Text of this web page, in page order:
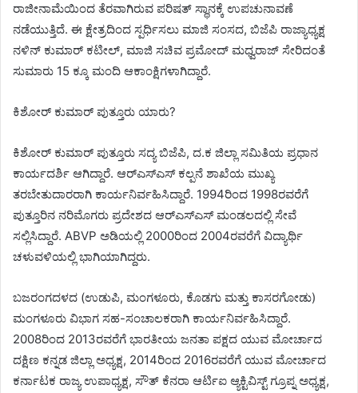
ರಾಜೀನಾಮೆಯಿಂದ ತೆರವಾಗಿರುವ ಪರಿಷತ್ ಸ್ಥಾನಕ್ಕೆ ಉಪಚುನಾವಣೆ
ನಡೆಯುತ್ತಿದೆ. ಈ ಕ್ಷೇತ್ರದಿಂದ ಸ್ಪರ್ಧಿಸಲು ಮಾಜಿ ಸಂಸದ, ಬಿಜೆಪಿ ರಾಜ್ಯಾಧ್ಯಕ್ಷ
ನಳಿನ್ ಕುಮಾರ್ ಕಟೀಲ್, ಮಾಜಿ ಸಚಿವ ಪ್ರಮೋದ್ ಮಧ್ವರಾಜ್ ಸೇರಿದಂತೆ
ಸುಮಾರು 15 ಕ್ಕೂ ಮಂದಿ ಆಕಾಂಕ್ಷಿಗಳಾಗಿದ್ದಾರೆ.
ಕಿಶೋರ್ ಕುಮಾರ್ ಪುತ್ತೂರು ಯಾರು?
ಕಿಶೋರ್ ಕುಮಾರ್ ಪುತ್ತೂರು ಸದ್ಯ ಬಿಜೆಪಿ, ದ.ಕ ಜಿಲ್ಲಾ ಸಮಿತಿಯ ಪ್ರಧಾನ
ಕಾರ್ಯದರ್ಶಿ ಆಗಿದ್ದಾರೆ. ಆರ್‌ಎಸ್‌ಎಸ್‌ ಕಲ್ಪನೆ ಶಾಖೆಯ ಮುಖ್ಯ
ತರಬೇತುದಾರರಾಗಿ ಕಾರ್ಯನಿರ್ವಹಿಸಿದ್ದಾರೆ. 1994ರಿಂದ 1998ರವರೆಗೆ
ಪುತ್ತೂರಿನ ನರಿಮೊಗರು ಪ್ರದೇಶದ ಆರ್‌ಎಸ್‌ಎಸ್ ಮಂಡಲದಲ್ಲಿ ಸೇವೆ
ಸಲ್ಲಿಸಿದ್ದಾರೆ. ABVP ಅಡಿಯಲ್ಲಿ 2000ರಿಂದ 2004ರವರೆಗೆ ವಿದ್ಯಾರ್ಥಿ
ಚಳುವಳಿಯಲ್ಲಿ ಭಾಗಿಯಾಗಿದ್ದರು.
ಬಜರಂಗದಳದ (ಉಡುಪಿ, ಮಂಗಳೂರು, ಕೊಡಗು ಮತ್ತು ಕಾಸರಗೋಡು)
ಮಂಗಳೂರು ವಿಭಾಗ ಸಹ-ಸಂಚಾಲಕರಾಗಿ ಕಾರ್ಯನಿರ್ವಹಿಸಿದ್ದಾರೆ.
2008ರಿಂದ 2013ರವರೆಗೆ ಭಾರತೀಯ ಜನತಾ ಪಕ್ಷದ ಯುವ ಮೋರ್ಚಾದ
ದಕ್ಷಿಣ ಕನ್ನಡ ಜಿಲ್ಲಾ ಅಧ್ಯಕ್ಷ, 2014ರಿಂದ 2016ರವರೆಗೆ ಯುವ ಮೋರ್ಚಾದ
ಕರ್ನಾಟಕ ರಾಜ್ಯ ಉಪಾಧ್ಯಕ್ಷ, ಸೌತ್ ಕೆನರಾ ಆರ್ಟಿಐ ಆ್ಯಕ್ಟಿವಿಸ್ಟ್ ಗ್ರೂಪ್ನ ಅಧ್ಯಕ್ಷ,